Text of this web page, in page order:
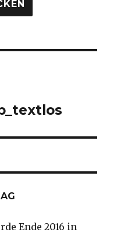
Ende 2016 in